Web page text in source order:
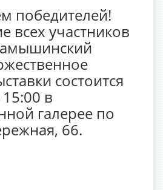
победителей!
всех участников
состоится
15:00 в
галерее по
66.